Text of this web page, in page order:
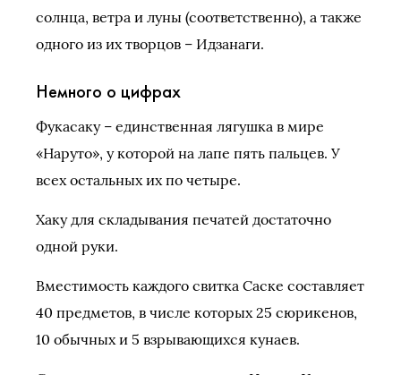
солнца, ветра и луны (соответственно), а также
одного из их творцов – Идзанаги.
Немного о цифрах
Фукасаку – единственная лягушка в мире
«Наруто», у которой на лапе пять пальцев. У
всех остальных их по четыре.
Хаку для складывания печатей достаточно
одной руки.
Вместимость каждого свитка Саске составляет
40 предметов, в числе которых 25 сюрикенов,
10 обычных и 5 взрывающихся кунаев.